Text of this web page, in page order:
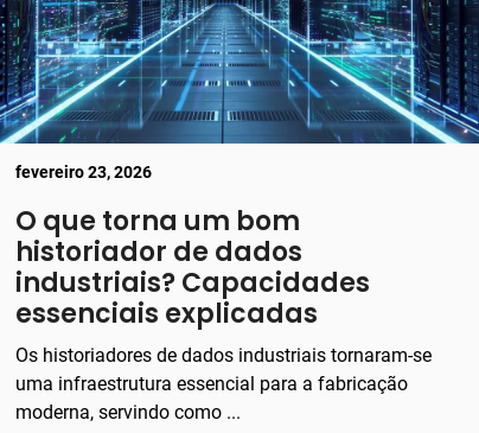
fevereiro 23, 2026
O que torna um bom
historiador de dados
industriais? Capacidades
essenciais explicadas
Os historiadores de dados industriais tornaram-se
uma infraestrutura essencial para a fabricação
moderna, servindo como ...